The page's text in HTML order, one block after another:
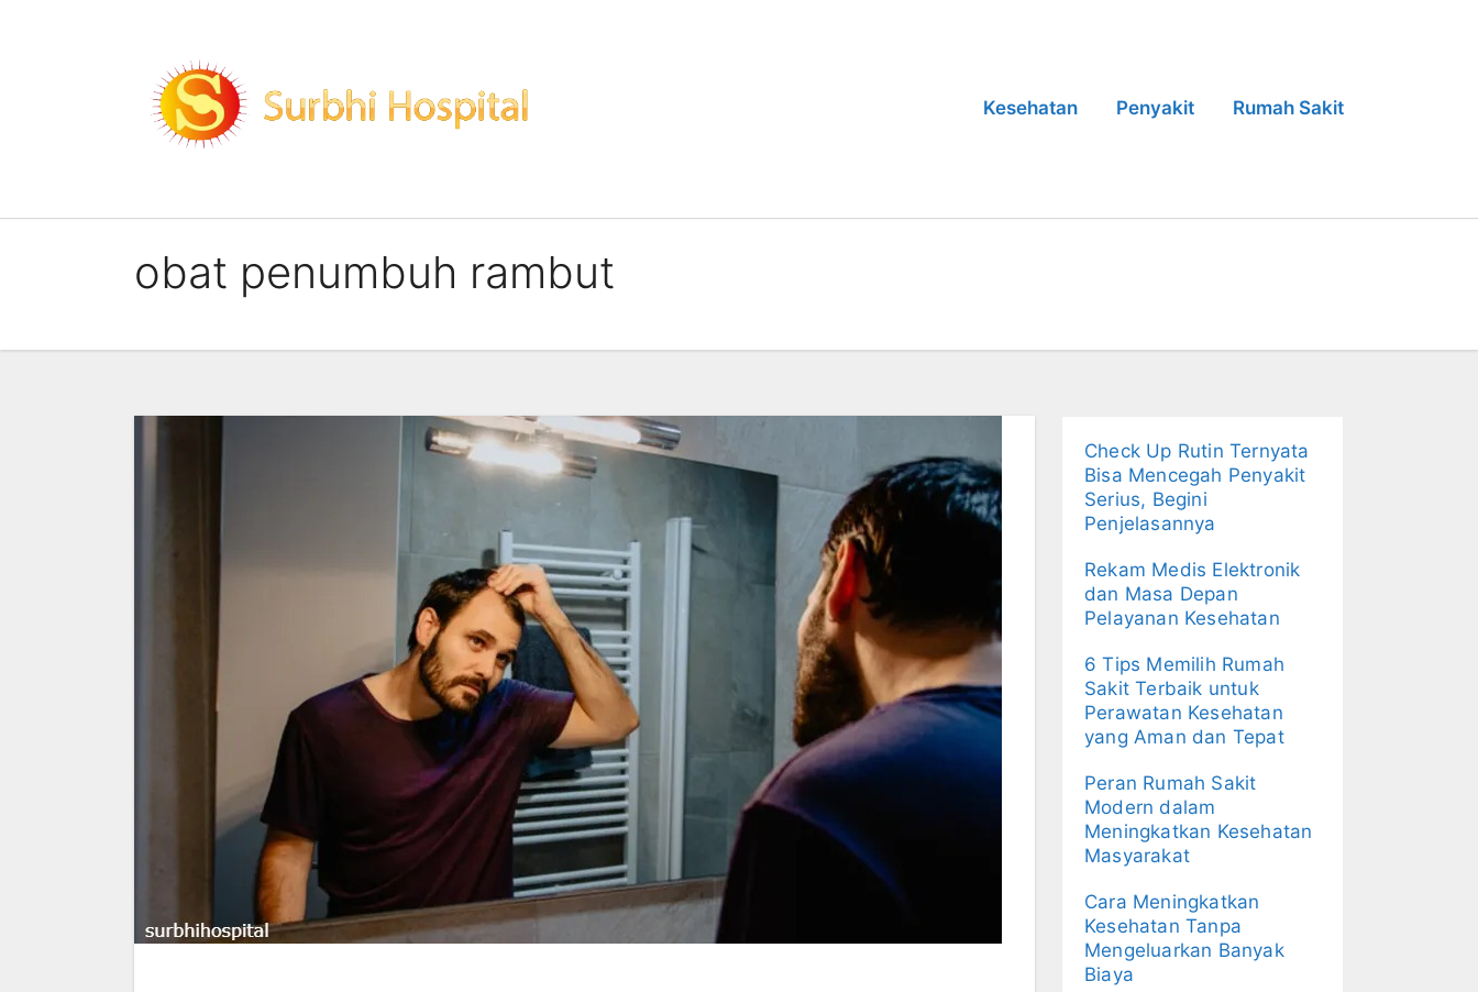
Kesehatan
Penyakit Rumah Sakit
obat penumbuh rambut
Check Up Rutin Ternyata
Bisa Mencegah Penyakit
Serius, Begini
Penjelasannya
Rekam Medis Elektronik
dan Masa Depan
Pelayanan Kesehatan
6 Tips Memilih Rumah
Sakit Terbaik untuk
Perawatan Kesehatan
yang Aman dan Tepat
Peran Rumah Sakit
Modern dalam
Meningkatkan Kesehatan
Masyarakat
Cara Meningkatkan
Kesehatan Tanpa
Mengeluarkan Banyak
Biaya